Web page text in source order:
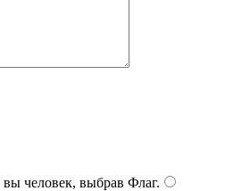
человек, выбрав Флаг.